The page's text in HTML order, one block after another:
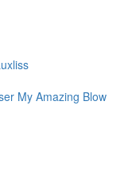
My Amazing Blow